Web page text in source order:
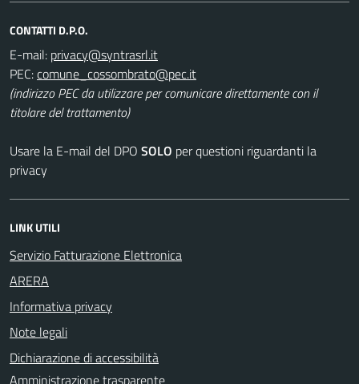
CONTATTI D.P.O.
E-mail:
PEC:
(indirizzo PEC da utilizzare per comunicare direttamente con il
titolare del trattamento)
Usare la E-mail del DPO SOLO per questioni riguardanti la
privacy
LINK UTILI
Servizio Fatturazione Elettronica
ARERA
Informativa privacy
Note legali
Dichiarazione di accessibilità
Amministrazione trasparente